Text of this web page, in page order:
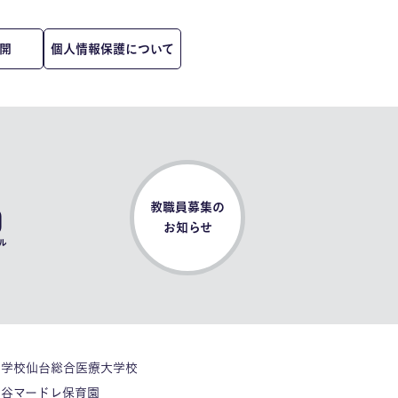
個人情報保護について
教職員募集の
お知らせ
校仙台総合医療大学校
マードレ保育園